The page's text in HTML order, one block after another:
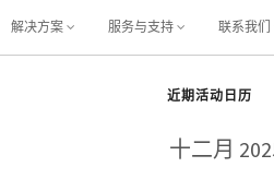
解决方案 服务与支持 联系我们
近期活动日历